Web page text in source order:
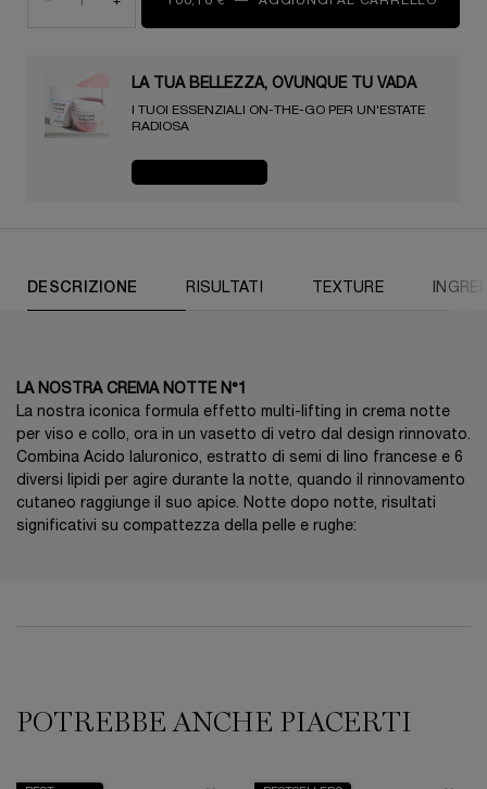
LA TUA BELLEZZA, OVUNQUE TU VADA​ ️️️
I TUOI ESSENZIALI ON-THE-GO PER UN'ESTATE
RADIOSA​
DESCRIZIONE RISULTATI TEXTURE
LA NOSTRA CREMA NOTTE N°1
La nostra iconica formula effetto multi-lifting in crema notte
per viso e collo, ora in un vasetto di vetro dal design rinnovato.
Combina Acido Ialuronico, estratto di semi di lino francese e 6
diversi lipidi per agire durante la notte, quando il rinnovamento
cutaneo raggiunge il suo apice. Notte dopo notte, risultati
significativi su compattezza della pelle e rughe:
PDP Slot 1 Section
POTREBBE ANCHE PIACERTI